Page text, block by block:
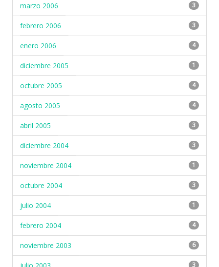
marzo 2006 3
febrero 2006 3
enero 2006 4
diciembre 2005 1
octubre 2005 4
agosto 2005 4
abril 2005 3
diciembre 2004 3
noviembre 2004 1
octubre 2004 3
julio 2004 1
febrero 2004 4
noviembre 2003 6
3